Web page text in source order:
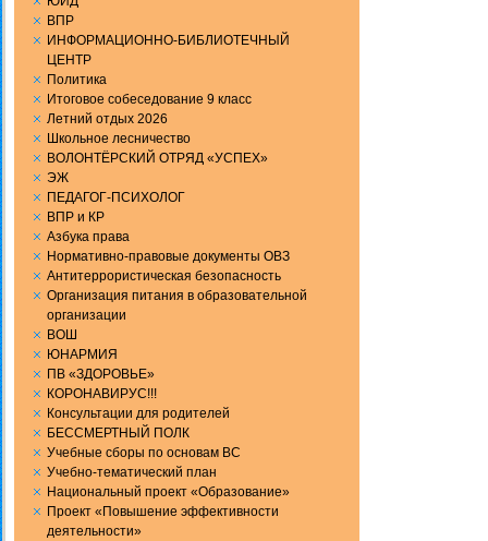
ВПР
ИНФОРМАЦИОННО-БИБЛИОТЕЧНЫЙ
ЦЕНТР
Политика
Итоговое собеседование 9 класс
Летний отдых 2026
Школьное лесничество
ВОЛОНТЁРСКИЙ ОТРЯД «УСПЕХ»
ЭЖ
ПЕДАГОГ-ПСИХОЛОГ
ВПР и КР
Aзбука права
Нормативно-правовые документы ОВЗ
Антитеррористическая безопасность
Организация питания в образовательной
организации
ВОШ
ЮНАРМИЯ
ПВ «ЗДОРОВЬЕ»
КОРОНАВИРУС!!!
Консультации для родителей
БЕССМЕРТНЫЙ ПОЛК
Учебные сборы по основам ВС
Учебно-тематический план
Национальный проект «Образование»
Проект «Повышение эффективности
деятельности»